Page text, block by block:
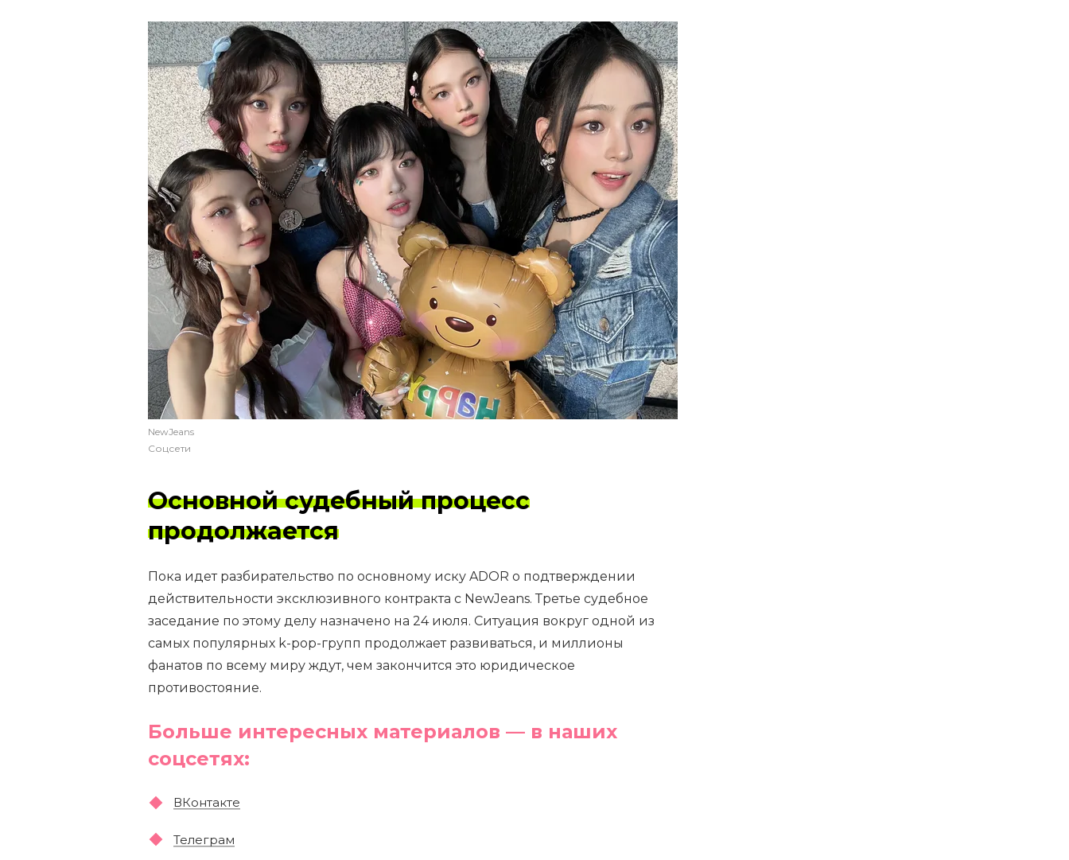
NewJeans
Соцсети
Основной судебный процесс
продолжается
Пока идет разбирательство по основному иску ADOR о подтверждении
действительности эксклюзивного контракта с NewJeans. Третье судебное
заседание по этому делу назначено на 24 июля. Ситуация вокруг одной из
самых популярных k-pop-групп продолжает развиваться, и миллионы
фанатов по всему миру ждут, чем закончится это юридическое
противостояние.
Больше интересных материалов — в наших
соцсетях:
ВКонтакте
Телеграм